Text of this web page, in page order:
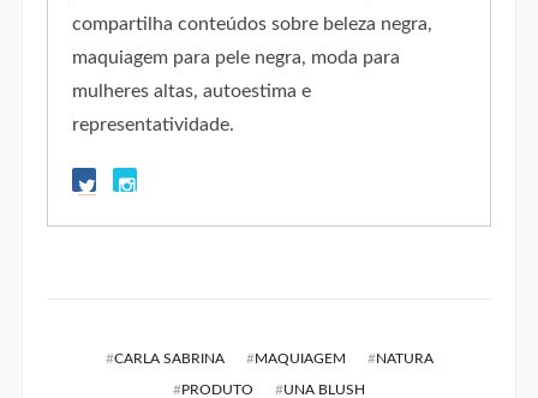
compartilha conteúdos sobre beleza negra,
maquiagem para pele negra, moda para
mulheres altas, autoestima e
representatividade.
#CARLA SABRINA #MAQUIAGEM #NATURA
#PRODUTO #UNA BLUSH